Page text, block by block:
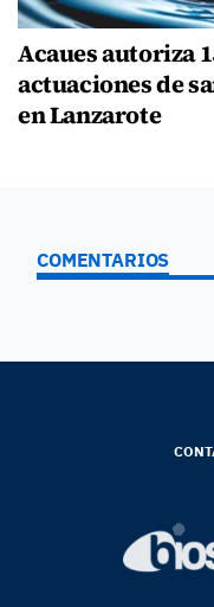
Acaues autoriza
actuaciones de
en Lanzarote
COMENTARIOS